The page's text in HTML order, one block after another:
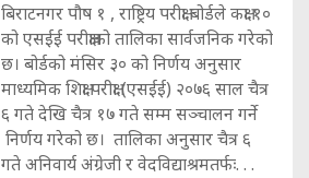
बिराटनगर पौष १ , राष्ट्रिय परीक्षा बोर्डले कक्षा १०
को एसईई परीक्षाको तालिका सार्वजनिक गरेको
छ। बोर्डको मंसिर ३० को निर्णय अनुसार
माध्यमिक शिक्षा परीक्षा (एसईई) २०७६ साल चैत्र
६ गते देखि चैत्र १७ गते सम्म सञ्चालन गर्ने
निर्णय गरेको छ। तालिका अनुसार चैत्र ६
गते अनिवार्य अंग्रेजी र वेदविद्याश्रमतर्फः. . .